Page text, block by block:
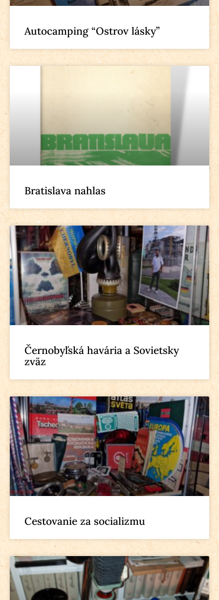
Autocamping “Ostrov lásky”
Bratislava nahlas
Černobyľská havária a Sovietsky
zväz
Cestovanie za socializmu